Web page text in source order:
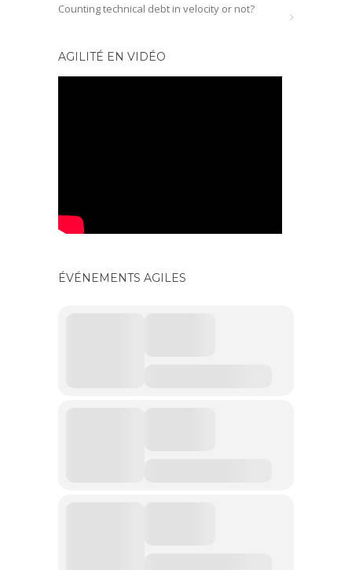
Counting technical debt in velocity or not?
AGILITÉ EN VIDÉO
ÉVÉNEMENTS AGILES